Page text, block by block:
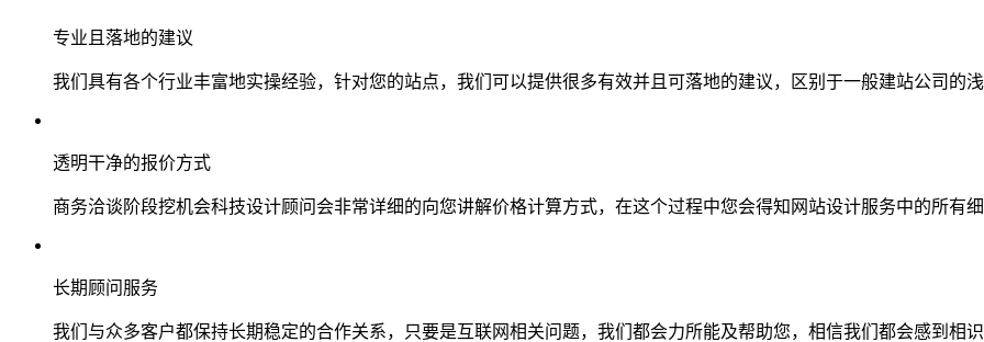
专业且落地的建议
我们具有各个行业丰富地实操经验，针对您的站点，我们可以提供很多有效并且可落地的建议，区别于一般建站公司的
透明干净的报价方式
商务洽谈阶段挖机会科技设计顾问会非常详细的向您讲解价格计算方式，在这个过程中您会得知网站设计服务中的所有
长期顾问服务
我们与众多客户都保持长期稳定的合作关系，只要是互联网相关问题，我们都会力所能及帮助您，相信我们都会感到相